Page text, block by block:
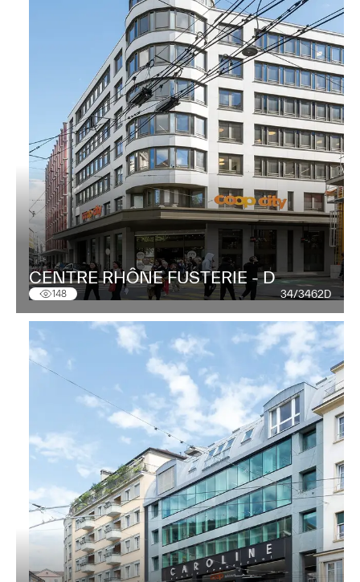
CENTRE RHÔNE FUSTERIE - D
148 34/3462D